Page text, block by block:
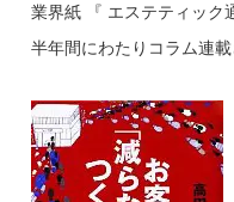
業界紙 『 エステティック
半年間にわたりコラム連載